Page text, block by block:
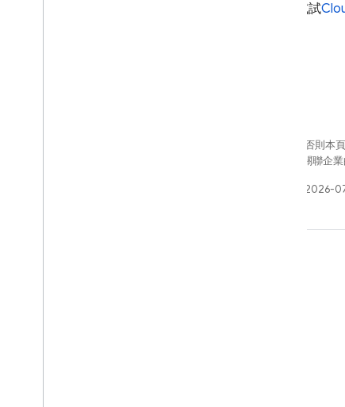
試試
除非另有註明，否則本
Oracle 和/或其關聯企業
上次更新時間：2026-